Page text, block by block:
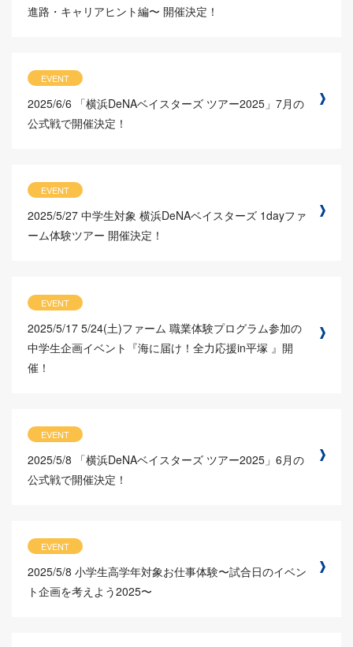
進路・キャリアヒント編〜 開催決定！
EVENT
2025/6/6
「横浜DeNAベイスターズ ツアー2025」7月の
公式戦で開催決定！
EVENT
2025/5/27 中学生対象 横浜DeNAベイスターズ 1dayファ
ーム体験ツアー 開催決定！
EVENT
2025/5/17 5/24(土)ファーム 職業体験プログラム参加の
中学生企画イベント『海に届け！全力応援in平塚 』開
催！
EVENT
2025/5/8
「横浜DeNAベイスターズ ツアー2025」6月の
公式戦で開催決定！
EVENT
2025/5/8 小学生高学年対象お仕事体験〜試合日のイベン
ト企画を考えよう2025〜